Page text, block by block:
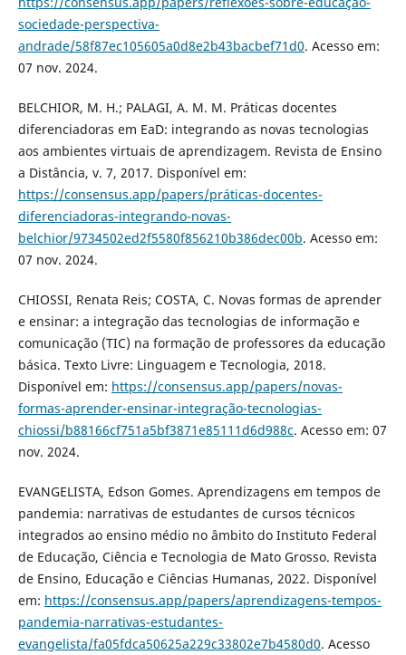
sociedade-perspectiva-
andrade/58f87ec105605a0d8e2b43bacbef71d0. Acesso em:
07 nov. 2024.
BELCHIOR, M. H.; PALAGI, A. M. M. Práticas docentes
diferenciadoras em EaD: integrando as novas tecnologias
aos ambientes virtuais de aprendizagem. Revista de Ensino
a Distância, v. 7, 2017. Disponível em:
https://consensus.app/papers/práticas-docentes-
diferenciadoras-integrando-novas-
belchior/9734502ed2f5580f856210b386dec00b. Acesso em:
07 nov. 2024.
CHIOSSI, Renata Reis; COSTA, C. Novas formas de aprender
e ensinar: a integração das tecnologias de informação e
comunicação (TIC) na formação de professores da educação
básica. Texto Livre: Linguagem e Tecnologia, 2018.
Disponível em: https://consensus.app/papers/novas-
formas-aprender-ensinar-integração-tecnologias-
chiossi/b88166cf751a5bf3871e85111d6d988c. Acesso em: 07
nov. 2024.
EVANGELISTA, Edson Gomes. Aprendizagens em tempos de
pandemia: narrativas de estudantes de cursos técnicos
integrados ao ensino médio no âmbito do Instituto Federal
de Educação, Ciência e Tecnologia de Mato Grosso. Revista
de Ensino, Educação e Ciências Humanas, 2022. Disponível
em: https://consensus.app/papers/aprendizagens-tempos-
pandemia-narrativas-estudantes-
evangelista/fa05fdca50625a229c33802e7b4580d0. Acesso